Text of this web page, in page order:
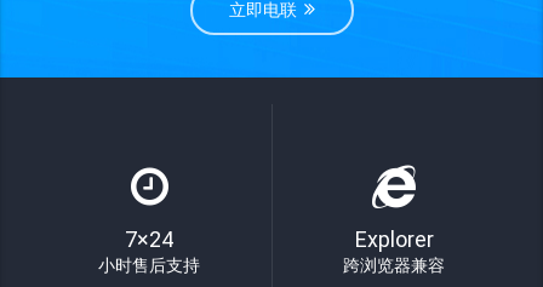
立即电联
7×24
小时售后支持
Explorer
跨浏览器兼容